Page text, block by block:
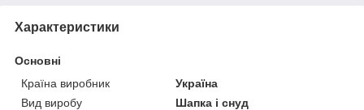
Характеристики
Основні
Країна виробник
Україна
Вид виробу
Шапка і снуд